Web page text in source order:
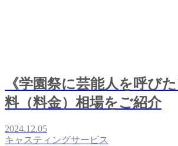
《学園祭に芸能人を呼び
料（料金）相場をご紹介
2024.12.05
キャスティングサービス